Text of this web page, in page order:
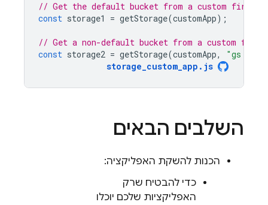
// Get the default bucket from a custom
const storage1 = getStorage(customApp);
// Get a non-default bucket from a custom
const storage2 = getStorage(customApp,
"gs://
storage_custom_app . js
השלבים הבאים
הכנות להשקת האפליקציה:
כדי להבטיח שרק
האפליקציות שלכם יוכלו